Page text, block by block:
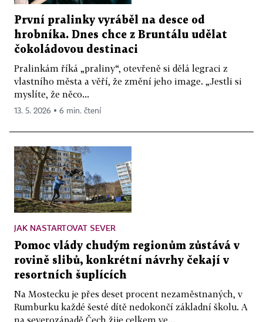
První pralinky vyráběl na desce od
hrobníka. Dnes chce z Bruntálu udělat
čokoládovou destinaci
Pralinkám říká „praliny“, otevřeně si dělá legraci z
vlastního města a věří, že změní jeho image. „Jestli si
myslíte, že něco...
13. 5. 2026 ▪ 6 min. čtení
JAK NASTARTOVAT SEVER
Pomoc vlády chudým regionům zůstává v
rovině slibů, konkrétní návrhy čekají v
resortních šuplících
Na Mostecku je přes deset procent nezaměstnaných, v
Rumburku každé šesté dítě nedokončí základní školu. A
na severozápadě Čech žije celkem ve...